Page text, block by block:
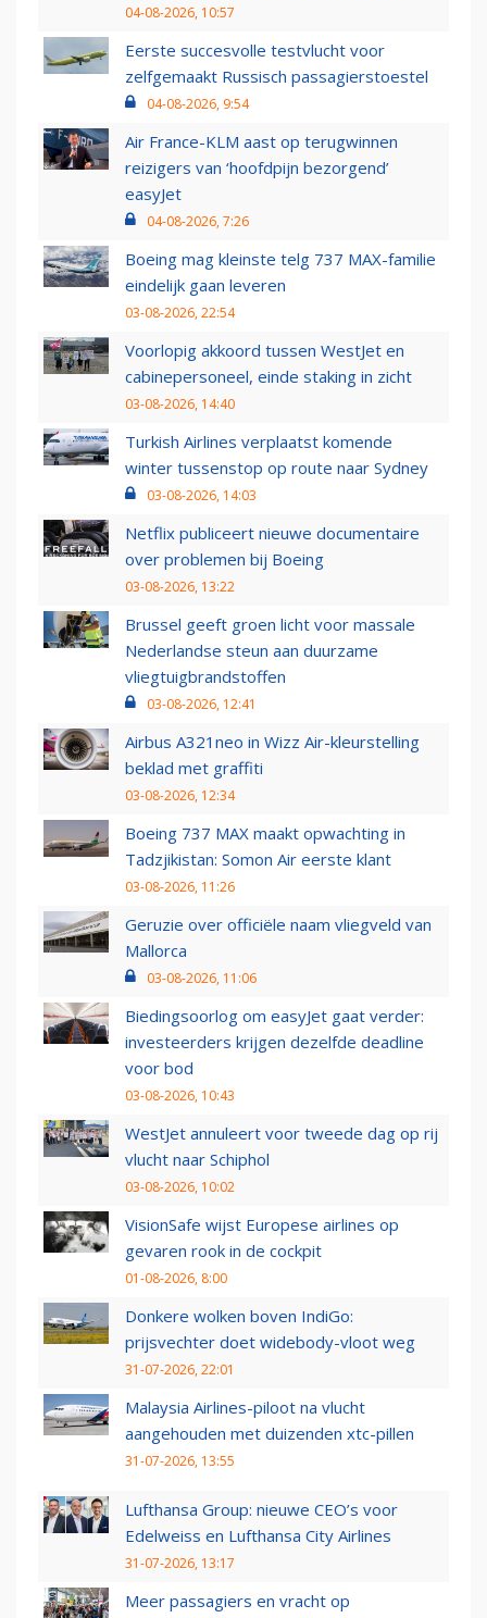
04-08-2026, 10:57
Eerste succesvolle testvlucht voor
zelfgemaakt Russisch passagierstoestel
04-08-2026, 9:54
Air France-KLM aast op terugwinnen
reizigers van ‘hoofdpijn bezorgend’
easyJet
04-08-2026, 7:26
Boeing mag kleinste telg 737 MAX-familie
eindelijk gaan leveren
03-08-2026, 22:54
Voorlopig akkoord tussen WestJet en
cabinepersoneel, einde staking in zicht
03-08-2026, 14:40
Turkish Airlines verplaatst komende
winter tussenstop op route naar Sydney
03-08-2026, 14:03
Netflix publiceert nieuwe documentaire
over problemen bij Boeing
03-08-2026, 13:22
Brussel geeft groen licht voor massale
Nederlandse steun aan duurzame
vliegtuigbrandstoffen
03-08-2026, 12:41
Airbus A321neo in Wizz Air-kleurstelling
beklad met graffiti
03-08-2026, 12:34
Boeing 737 MAX maakt opwachting in
Tadzjikistan: Somon Air eerste klant
03-08-2026, 11:26
Geruzie over officiële naam vliegveld van
Mallorca
03-08-2026, 11:06
Biedingsoorlog om easyJet gaat verder:
investeerders krijgen dezelfde deadline
voor bod
03-08-2026, 10:43
WestJet annuleert voor tweede dag op rij
vlucht naar Schiphol
03-08-2026, 10:02
VisionSafe wijst Europese airlines op
gevaren rook in de cockpit
01-08-2026, 8:00
Donkere wolken boven IndiGo:
prijsvechter doet widebody-vloot weg
31-07-2026, 22:01
Malaysia Airlines-piloot na vlucht
aangehouden met duizenden xtc-pillen
31-07-2026, 13:55
Lufthansa Group: nieuwe CEO’s voor
Edelweiss en Lufthansa City Airlines
31-07-2026, 13:17
Meer passagiers en vracht op